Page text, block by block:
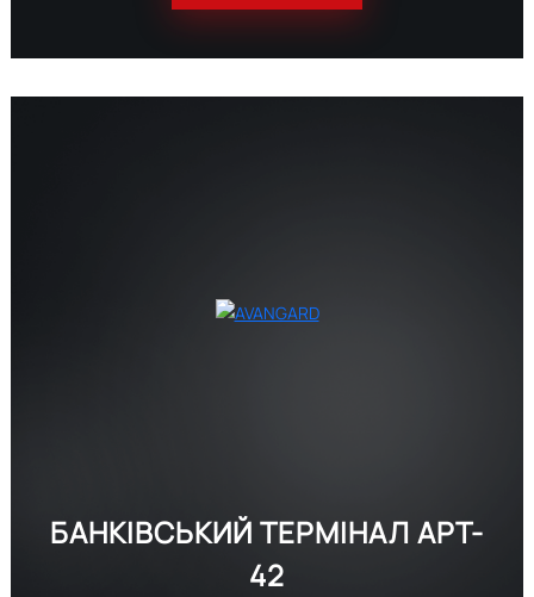
БАНКІВСЬКИЙ ТЕРМІНАЛ APT-
42